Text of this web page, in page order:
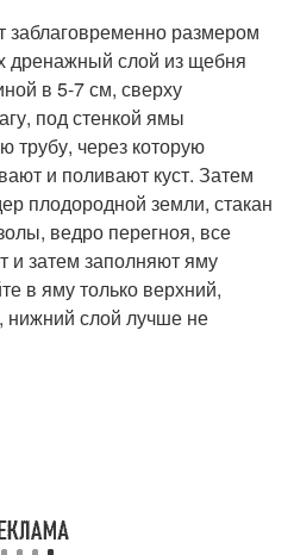
размером
дренажный слой из щебня
в 5-7 см, сверху
под стенкой ямы
трубу, через которую
и поливают куст. Затем
плодородной земли, стакан
ведро перегноя, все
затем заполняют яму
в яму только верхний,
нижний слой лучше не